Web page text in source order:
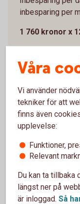
inbesparing per
1 760 kronor x
Spara 10 800
varannan dag
Om det känns
all in. Det är ju
”glömde",
och kanske köra
kronor är inte
Våra
Vi använder
tekniker för att
finns även
upplevelse:
Funktioner,
Relevant
Du kan ta tillbaka
längst ner på
är inloggad. Så